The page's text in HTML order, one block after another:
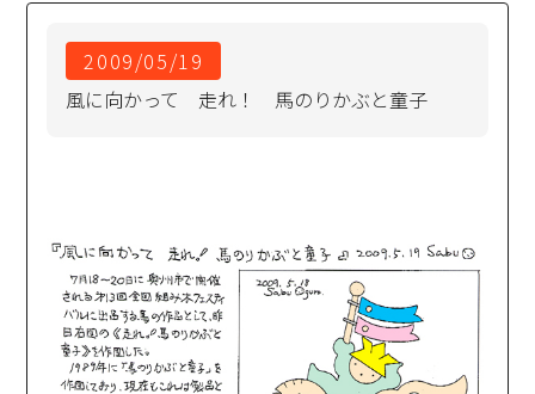
2009/05/19
風に向かって 走れ！ 馬のりかぶと童子